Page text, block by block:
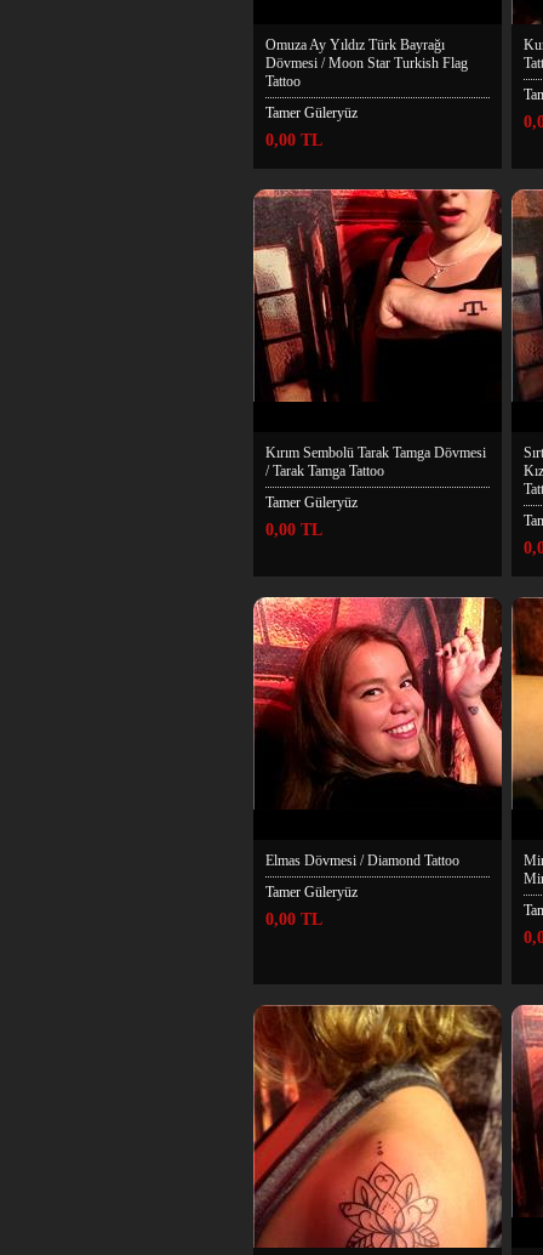
Omuza Ay Yıldız Türk Bayrağı
Dövmesi / Moon Star Turkish Flag
Tattoo
Tamer Güleryüz
0,00 TL
Kırım Sembolü Tarak Tamga Dövmesi
/ Tarak Tamga Tattoo
Tamer Güleryüz
0,00 TL
Elmas Dövmesi / Diamond Tattoo
Tamer Güleryüz
0,00 TL